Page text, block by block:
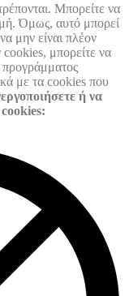
Μπορείτε να
Όμως, αυτό μπορεί
μην είναι πλέον
cookies, μπορείτε να
προγράμματος
με τα cookies που
ή να